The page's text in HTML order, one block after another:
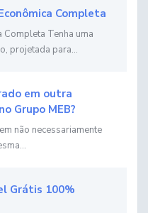
Completa
Completa Tenha uma
projetada para...
em outra
Grupo MEB?
não necessariamente
Grátis 100%